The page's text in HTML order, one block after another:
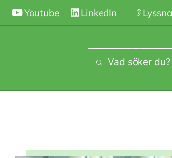
Youtube LinkedIn Lyssna